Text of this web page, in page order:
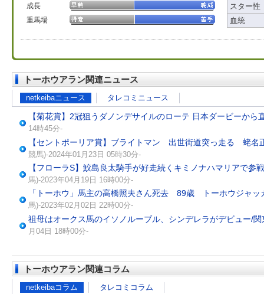
成長
重馬場
スター性
血統
トーホウアラン関連ニュース
netkeibaニュース タレコミニュース
【菊花賞】2冠狙うダノンデサイルのローテ 日本ダービーから
14時45分-
【セントポーリア賞】ブライトマン 出世街道突っ走る 蛯
競馬)-2024年01月23日 05時30分-
【フローラS】鮫島良太騎手が好走続くキミノナハマリアで参
馬)-2023年04月19日 16時00分-
「トーホウ」馬主の高橋照夫さん死去 89歳 トーホウジャッ
馬)-2023年02月02日 22時00分-
祖母はオークス馬のイソノルーブル、シンデレラがデビュー/
月04日 18時00分-
トーホウアラン関連コラム
netkeibaコラム タレコミコラム